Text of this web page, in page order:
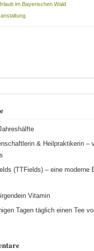
im Bayerischen Wald
& Heilpraktikerin –
(TTFields) – eine moderne
Vitamin
Tagen täglich einen Tee